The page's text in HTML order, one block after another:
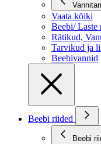
Vaata kõiki
Beebi/ Laste
Rätikud,
Tarvikud ja
Beebivannid
Beebi riided
Beebi